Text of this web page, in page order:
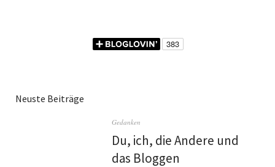
Neuste Beiträge
Gedanken
Du, ich, die Andere und
das Bloggen